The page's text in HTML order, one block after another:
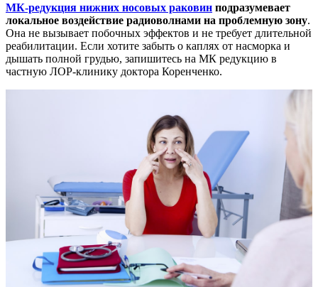
МК-редукция нижних носовых раковин подразумевает
локальное воздействие радиоволнами на проблемную зону.
Она не вызывает побочных эффектов и не требует длительной
реабилитации. Если хотите забыть о каплях от насморка и
дышать полной грудью, запишитесь на МК редукцию в
частную ЛОР-клинику доктора Коренченко.